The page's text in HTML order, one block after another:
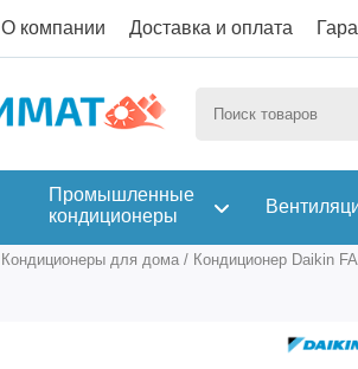
О компании Доставка и оплата
Промышленные
кондиционеры
Кондиционеры для дома / Кондиционер Daikin